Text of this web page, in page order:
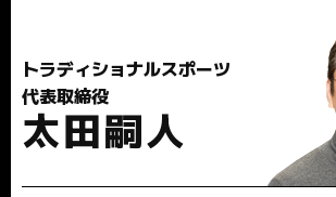
トラディショナルスポーツ
代表取締役
太田嗣人